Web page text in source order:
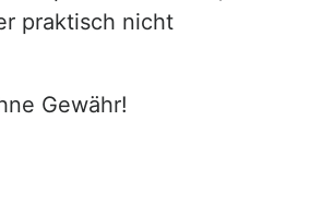
praktisch nicht
Gewähr!